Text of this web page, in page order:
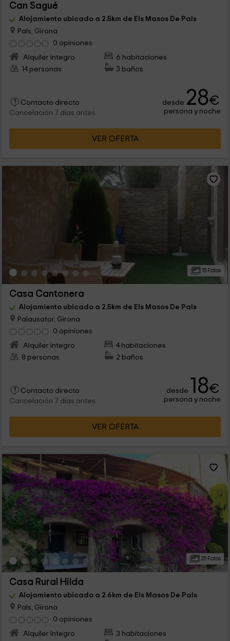
Can Sagué
Alojamiento ubicado a 2.5km de Els Masos De Pals
Pals, Girona
0 opiniones
Alquiler íntegro
6 habitaciones
14 personas
3 baños
Contacto directo
Cancelación 7 días antes
desde 28€
persona y noche
VER OFERTA
15 Fotos
Casa Cantonera
Alojamiento ubicado a 2.5km de Els Masos De Pals
Palausator, Girona
0 opiniones
Alquiler íntegro
4 habitaciones
8 personas
2 baños
Contacto directo
Cancelación 7 días antes
desde 18€
persona y noche
VER OFERTA
25 Fotos
Casa Rural Hilda
Alojamiento ubicado a 2.6km de Els Masos De Pals
Pals, Girona
0 opiniones
Alquiler íntegro
3 habitaciones